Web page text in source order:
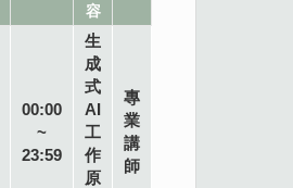
容
00:00
~
23:59
生
成
式
AI
工
作
原
專
業
講
師